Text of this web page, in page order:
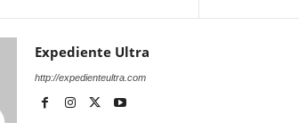
Expediente Ultra
http://expedienteultra.com